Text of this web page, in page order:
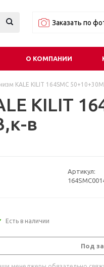
Заказать по
О КОМПАНИИ
KALE KILIT 164SMC
KILIT
в
Артикул:
Есть в наличии
Под